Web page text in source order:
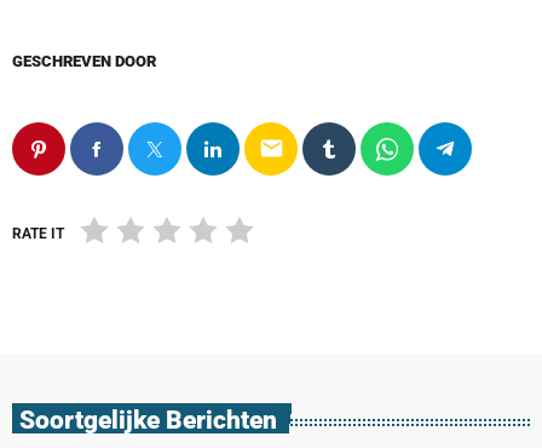
GESCHREVEN DOOR
email
RATE IT
Soortgelijke Berichten